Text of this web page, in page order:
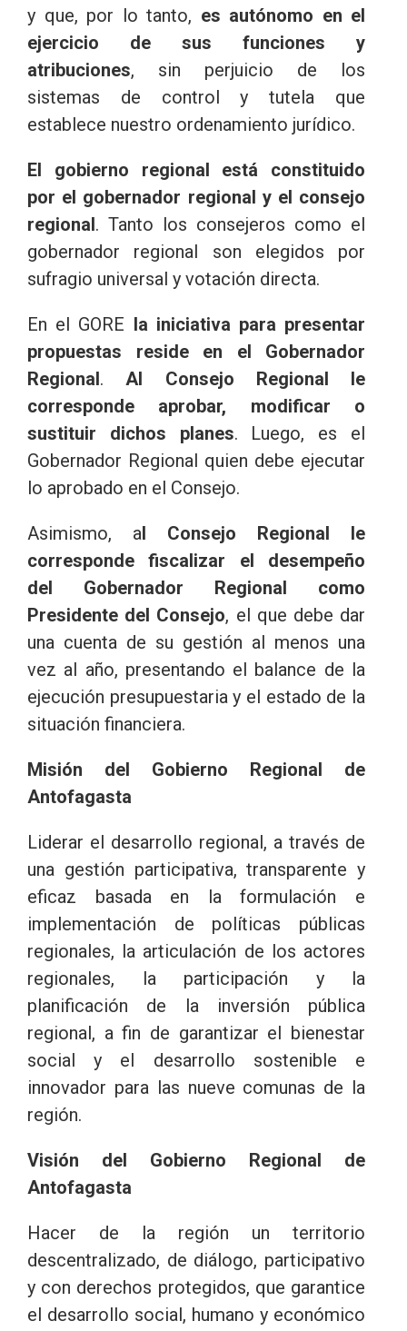
y que, por lo tanto, es autónomo en el
ejercicio de sus funciones y
atribuciones, sin perjuicio de los
sistemas de control y tutela que
establece nuestro ordenamiento jurídico.
El gobierno regional está constituido
por el gobernador regional y el consejo
regional. Tanto los consejeros como el
gobernador regional son elegidos por
sufragio universal y votación directa.
En el GORE la iniciativa para presentar
propuestas reside en el Gobernador
Regional. Al Consejo Regional le
corresponde aprobar, modificar o
sustituir dichos planes. Luego, es el
Gobernador Regional quien debe ejecutar
lo aprobado en el Consejo.
Asimismo, al Consejo Regional le
corresponde fiscalizar el desempeño
del Gobernador Regional como
Presidente del Consejo, el que debe dar
una cuenta de su gestión al menos una
vez al año, presentando el balance de la
ejecución presupuestaria y el estado de la
situación financiera.
Misión del Gobierno Regional de
Antofagasta
Liderar el desarrollo regional, a través de
una gestión participativa, transparente y
eficaz basada en la formulación e
implementación de políticas públicas
regionales, la articulación de los actores
regionales, la participación y la
planificación de la inversión pública
regional, a fin de garantizar el bienestar
social y el desarrollo sostenible e
innovador para las nueve comunas de la
región.
Visión del Gobierno Regional de
Antofagasta
Hacer de la región un territorio
descentralizado, de diálogo, participativo
y con derechos protegidos, que garantice
el desarrollo social, humano y económico